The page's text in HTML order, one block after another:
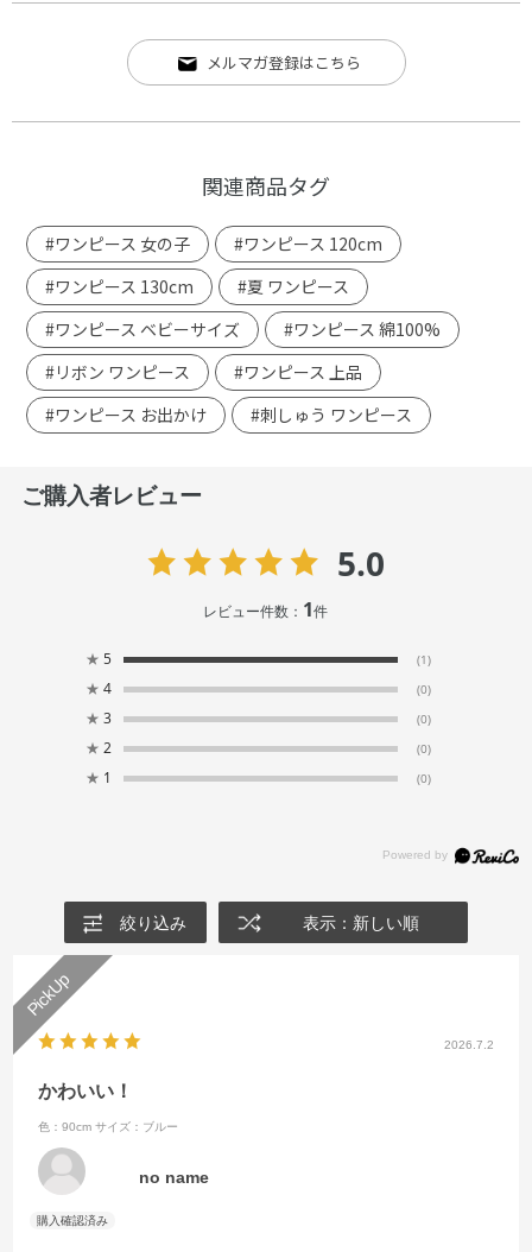
メルマガ登録はこちら
関連商品タグ
#ワンピース 女の子
#ワンピース 120cm
#ワンピース 130cm
#夏 ワンピース
#ワンピース ベビーサイズ
#ワンピース 綿100%
#リボン ワンピース
#ワンピース 上品
#ワンピース お出かけ
#刺しゅう ワンピース
ご購入者レビュー
5.0
レビュー件数： 1件
★ 5 (1)
★ 4 (0)
★ 3 (0)
★ 2 (0)
★ 1 (0)
絞り込み 表示：新しい順
2026.7.2
かわいい！
色：90cm サイズ：ブルー
no name